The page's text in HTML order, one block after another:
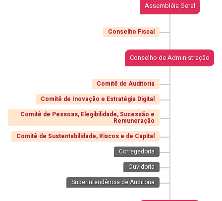
Assembléia Geral
Conselho Fiscal
Conselho de Administração
Comitê de Auditoria
Comitê de Inovação e Estratégia Digital
Comitê de Pessoas, Elegibilidade, Sucessão e
Remuneração
Comitê de Sustentabilidade, Riscos e de Capital
Corregedoria
Ouvidoria
Superintendência de Auditoria